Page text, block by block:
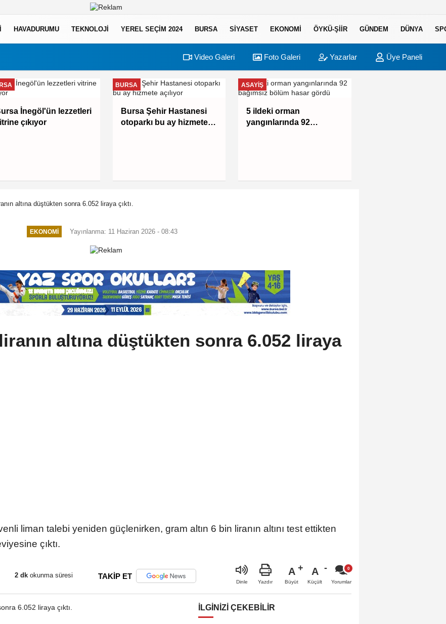
HAVADURUMU TEKNOLOJI YEREL SEÇİM 2024 BURSA SIYASET EKONOMI ÖYKÜ-ŞIIR GÜNDEM DÜNYA
Video Galeri Foto Galeri Yazarlar Üye Paneli
İnegöl'ün lezzetleri
çıkıyor
BURSA
Bursa Şehir Hastanesi
otoparkı bu ay hizmete
ASAYIŞ
5 ildeki orman
yangınlarında 92
altına düştükten sonra 6.052 liraya çıktı.
EKONOMI Yayınlanma: 11 Haziran 2026 - 08:43
altına düştükten sonra 6.052 liraya
liman talebi yeniden güçlenirken, gram altın 6 bin liranın altını test ettikten
çıktı.
2 dk okunma süresi TAKİP ET
Dinle Yazdır
A
Büyüt
A
Küçült Yorumlar
İLGINIZI ÇEKEBILIR